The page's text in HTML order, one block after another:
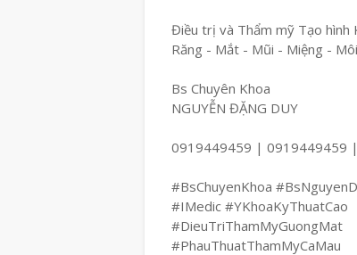
Điều trị và Thẩm mỹ Tạo hình
Răng - Mắt - Mũi - Miệng -
Bs Chuyên Khoa
NGUYỄN ĐẶNG DUY
0919449459 | 0919449459
#BsChuyenKhoa
#IMedic #YKhoaKyThuatCao
#DieuTriThamMyGuongMat
#PhauThuatThamMyCaMau